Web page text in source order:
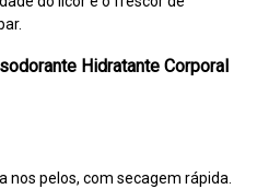
Hidratante Corporal
nos pelos, com secagem rápida.